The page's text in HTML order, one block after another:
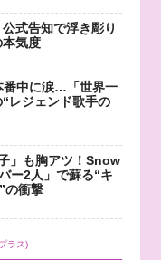
式告知で浮き彫り
本気度
番中に涙…「世界一
レジェンド歌手の
」も胸アツ！Snow
ー2人」で蘇る“キ
の衝撃
ラス)